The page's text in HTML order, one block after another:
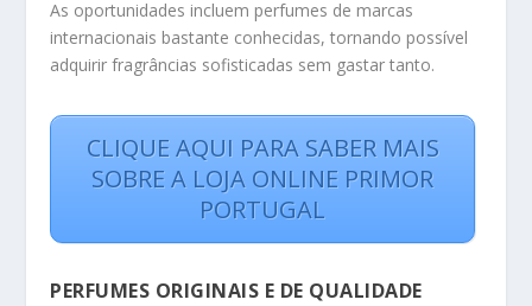
As oportunidades incluem perfumes de marcas
internacionais bastante conhecidas, tornando possível
adquirir fragrâncias sofisticadas sem gastar tanto.
CLIQUE AQUI PARA SABER MAIS
SOBRE A LOJA ONLINE PRIMOR
PORTUGAL
PERFUMES ORIGINAIS E DE QUALIDADE